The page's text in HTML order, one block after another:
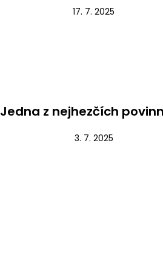
17. 7. 2025
Jedna z nejhezčích
3. 7. 2025